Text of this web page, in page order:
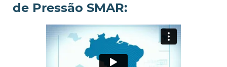
de Pressão SMAR: